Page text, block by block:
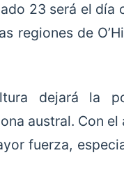
23 será el día
regiones de
dejará la
austral. Con el
fuerza,